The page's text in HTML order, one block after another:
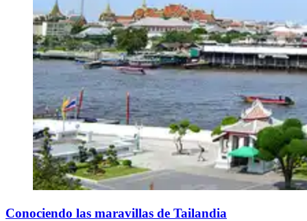
Conociendo las maravillas de Tailandia